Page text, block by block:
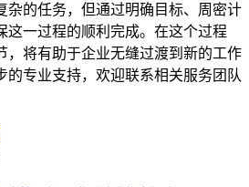
杂的任务，但通过明确目标、周密计
这一过程的顺利完成。在这个过程
，将有助于企业无缝过渡到新的工作
的专业支持，欢迎联系相关服务团队